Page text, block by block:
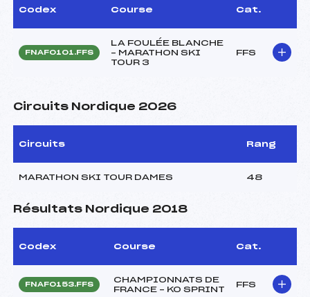
Codex Course Cat.
FNAF0101.FFS
LA FOULÉE BLANCHE
– MARATHON SKI
TOUR 3
FFS
Circuits Nordique 2026
Circuits Rang
MARATHON SKI TOUR DAMES 48
Résultats Nordique 2018
Codex Course Cat.
FNAF0153.FFS
CHAMPIONNATS DE
FRANCE – KO SPRINT
FFS